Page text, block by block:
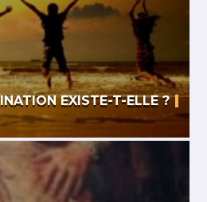
EXISTE-T-ELLE ?